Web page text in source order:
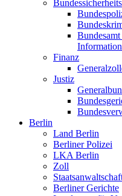
Finanz
Justiz
Berlin
Land Berlin
Berliner Polizei
LKA Berlin
Zoll
Berliner Gerichte